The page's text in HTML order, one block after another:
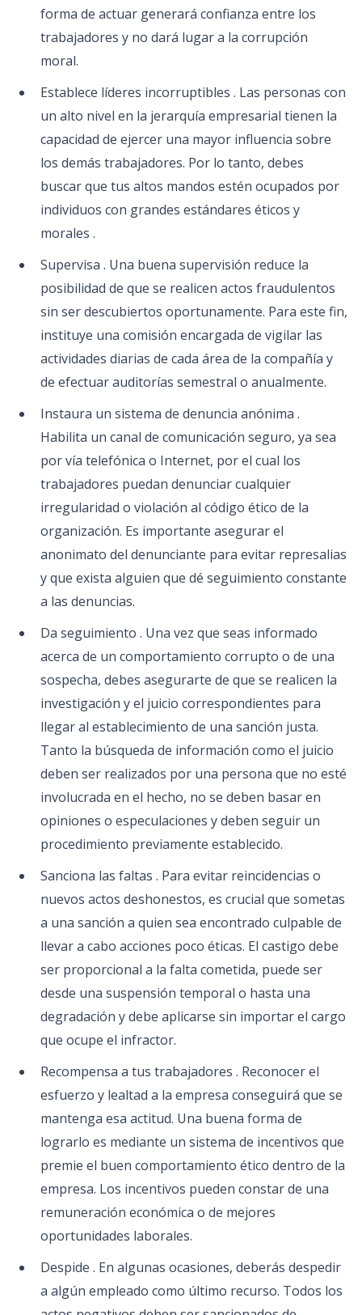
forma de actuar generará confianza entre los
trabajadores y no dará lugar a la corrupción
moral.
Establece líderes incorruptibles . Las personas con
un alto nivel en la jerarquía empresarial tienen la
capacidad de ejercer una mayor influencia sobre
los demás trabajadores. Por lo tanto, debes
buscar que tus altos mandos estén ocupados por
individuos con grandes estándares éticos y
morales .
Supervisa . Una buena supervisión reduce la
posibilidad de que se realicen actos fraudulentos
sin ser descubiertos oportunamente. Para este fin,
instituye una comisión encargada de vigilar las
actividades diarias de cada área de la compañía y
de efectuar auditorías semestral o anualmente.
Instaura un sistema de denuncia anónima .
Habilita un canal de comunicación seguro, ya sea
por vía telefónica o Internet, por el cual los
trabajadores puedan denunciar cualquier
irregularidad o violación al código ético de la
organización. Es importante asegurar el
anonimato del denunciante para evitar represalias
y que exista alguien que dé seguimiento constante
a las denuncias.
Da seguimiento . Una vez que seas informado
acerca de un comportamiento corrupto o de una
sospecha, debes asegurarte de que se realicen la
investigación y el juicio correspondientes para
llegar al establecimiento de una sanción justa.
Tanto la búsqueda de información como el juicio
deben ser realizados por una persona que no esté
involucrada en el hecho, no se deben basar en
opiniones o especulaciones y deben seguir un
procedimiento previamente establecido.
Sanciona las faltas . Para evitar reincidencias o
nuevos actos deshonestos, es crucial que sometas
a una sanción a quien sea encontrado culpable de
llevar a cabo acciones poco éticas. El castigo debe
ser proporcional a la falta cometida, puede ser
desde una suspensión temporal o hasta una
degradación y debe aplicarse sin importar el cargo
que ocupe el infractor.
Recompensa a tus trabajadores . Reconocer el
esfuerzo y lealtad a la empresa conseguirá que se
mantenga esa actitud. Una buena forma de
lograrlo es mediante un sistema de incentivos que
premie el buen comportamiento ético dentro de la
empresa. Los incentivos pueden constar de una
remuneración económica o de mejores
oportunidades laborales.
Despide . En algunas ocasiones, deberás despedir
a algún empleado como último recurso. Todos los